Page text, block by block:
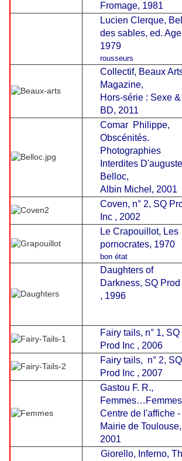
Fromage, 1981
Lucien Clerque,
des sables, ed.
1979
rousseurs
Collectif, Beaux
Magazine,
Hors-série : Sexe &
BD, 2011
Comar Philippe,
Obscénités.
Photographies
Interdites D'auguste
Belloc,
Albin Michel, 2001
Coven, n° 2, SQ
Inc , 2002
Le Crapouillot, Les
pornocrates, 1970
bon état
Daughters of
Darkness, SQ Prod
, 1996
Fairy tails, n° 1, SQ
Prod Inc , 2006
Fairy tails, n° 2, SQ
Prod Inc , 2007
Gastou F. R.,
Centre de l'affiche -
Mairie de Toulouse,
2001
Giorello, Inferno,